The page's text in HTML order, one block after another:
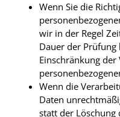
Wenn Sie die
wir in der Regel
Dauer der Prüfung
Einschränkung
Wenn die
Daten
statt der Löschung